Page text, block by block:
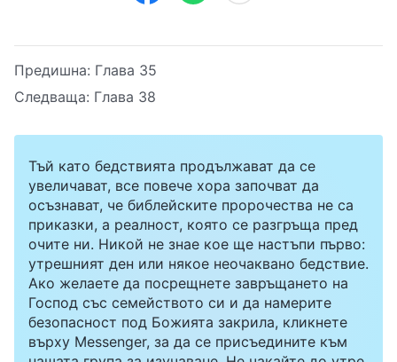
Предишна: Глава 35
Следваща: Глава 38
Тъй като бедствията продължават да се
увеличават, все повече хора започват да
осъзнават, че библейските пророчества не са
приказки, а реалност, която се разгръща пред
очите ни. Никой не знае кое ще настъпи първо:
утрешният ден или някое неочаквано бедствие.
Ако желаете да посрещнете завръщането на
Господ със семейството си и да намерите
безопасност под Божията закрила, кликнете
върху Messenger, за да се присъедините към